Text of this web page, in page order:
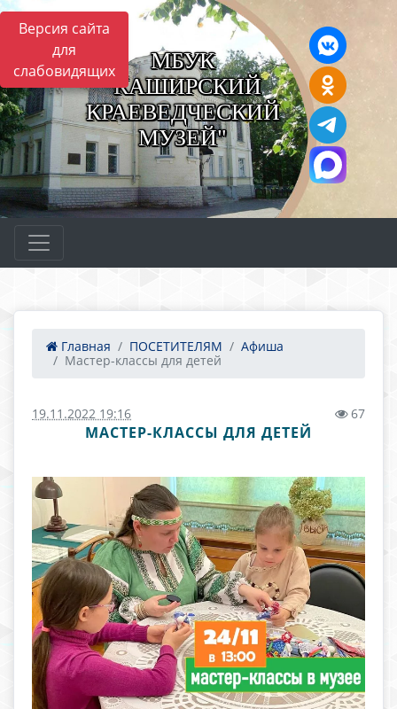
Версия сайта
для
слабовидящих
МБУК
"КАШИРСКИЙ
КРАЕВЕДЧЕСКИЙ
МУЗЕЙ"
Главная ПОСЕТИТЕЛЯМ
Афиша
Мастер-классы для детей
19.11.2022 19:16 67
МАСТЕР-КЛАССЫ ДЛЯ ДЕТЕЙ